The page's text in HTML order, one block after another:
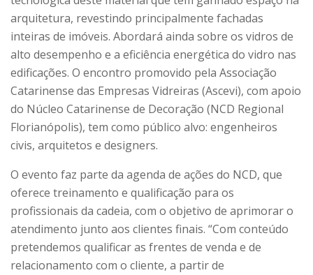
arquitetura, revestindo principalmente fachadas
inteiras de imóveis. Abordará ainda sobre os vidros de
alto desempenho e a eficiência energética do vidro nas
edificações. O encontro promovido pela Associação
Catarinense das Empresas Vidreiras (Ascevi), com apoio
do Núcleo Catarinense de Decoração (NCD Regional
Florianópolis), tem como público alvo: engenheiros
civis, arquitetos e designers.
O evento faz parte da agenda de ações do NCD, que
oferece treinamento e qualificação para os
profissionais da cadeia, com o objetivo de aprimorar o
atendimento junto aos clientes finais. “Com conteúdo
pretendemos qualificar as frentes de venda e de
relacionamento com o cliente, a partir de